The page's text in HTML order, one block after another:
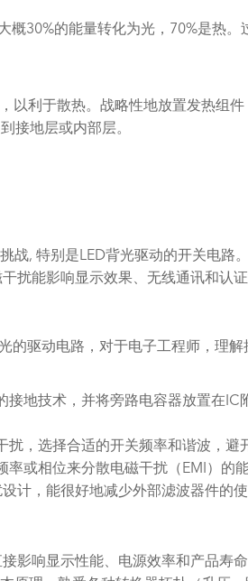
概30%的能量转化为光，70%是热
以利于散热。战略性地放置发热组件
接地层或内部层。
战, 特别是LED背光驱动的开关电
扰能影响显示效果、无线通讯和认证
的驱动电路，对于电子工程师，理
地技术，并将旁路电容器放置在IC
扰，选择合适的开关频率和谐波，避
或相位来分散电磁干扰（EMI）的
计，能很好地减少外部滤波器件的
影响显示性能、电源效率和产品寿